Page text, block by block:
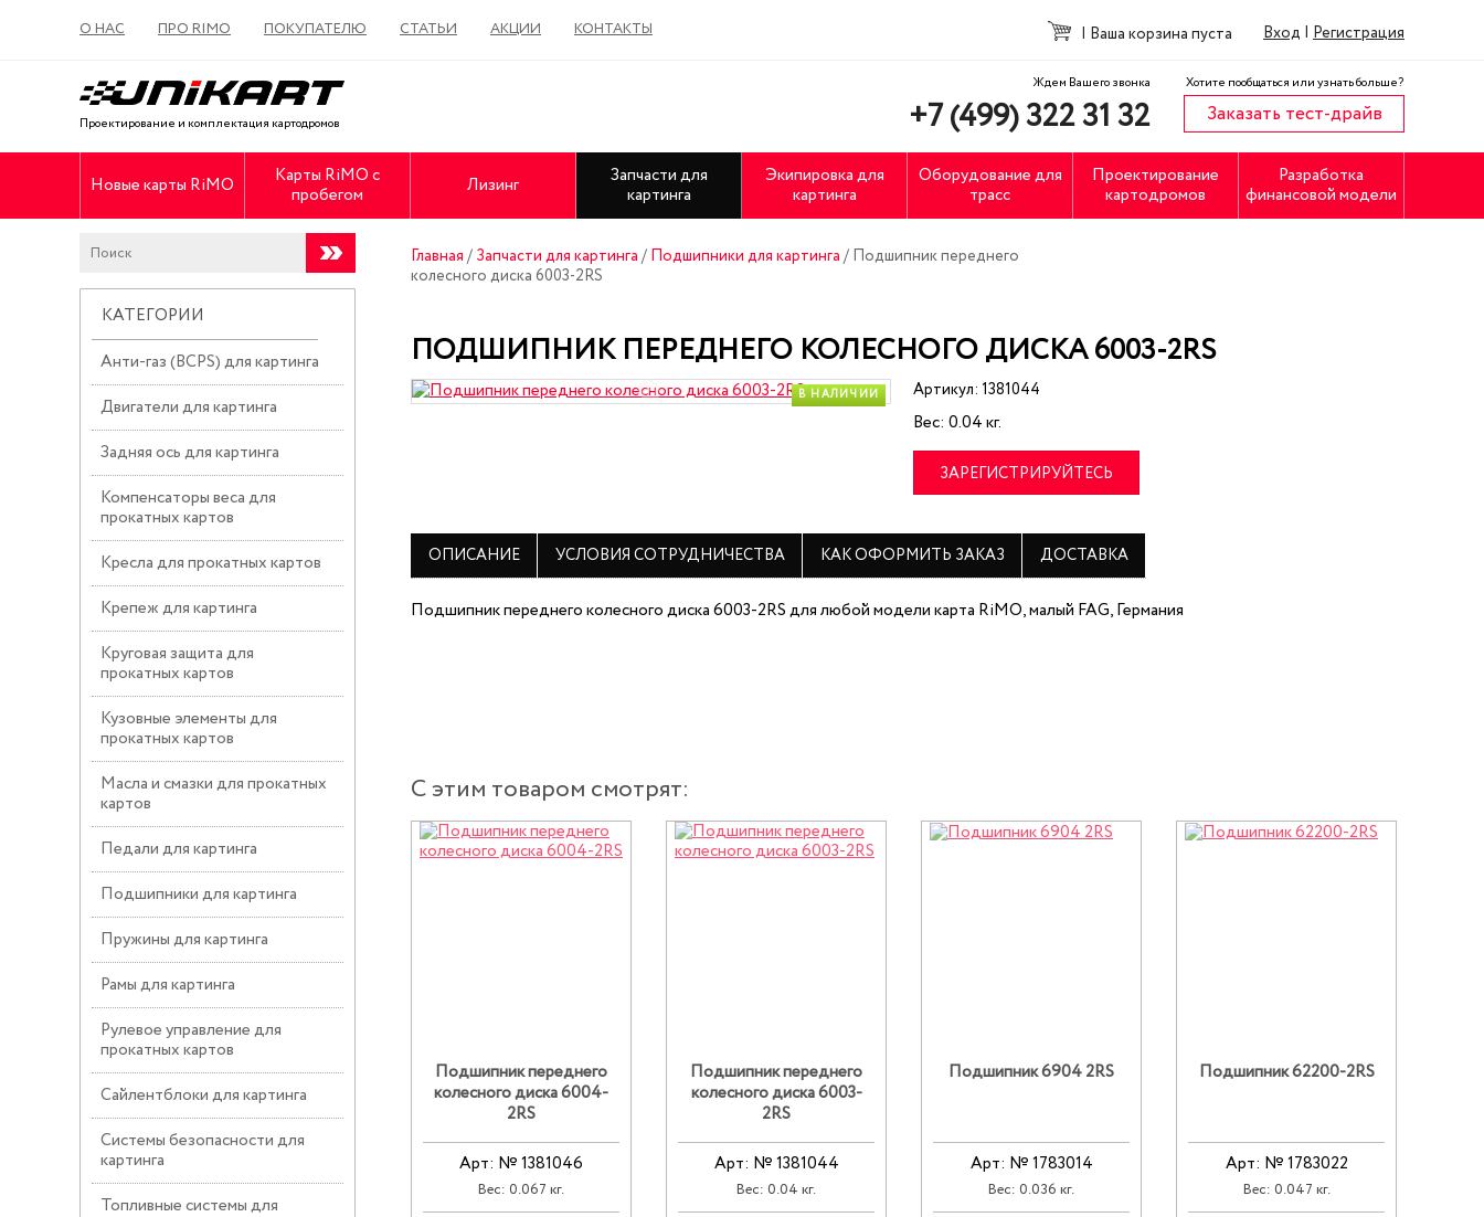
О НАС ПРО RIMO ПОКУПАТЕЛЮ СТАТЬИ АКЦИИ КОНТАКТЫ Вход | Регистрация
| Ваша корзина пуста
Проектирование и комплектация картодромов
Хотите пообщаться или узнать больше?
Заказать тест-драйв
Ждем Вашего звонка
+7 (499) 322 31 32
Новые карты RiMO
Карты RiMO с
пробегом
Лизинг
Запчасти для
картинга
Экипировка для
картинга
Оборудование для
трасс
Проектирование
картодромов
Разработка
финансовой модели
КАТЕГОРИИ
Анти-газ (BCPS) для картинга
Двигатели для картинга
Задняя ось для картинга
Компенсаторы веса для
прокатных картов
Кресла для прокатных картов
Крепеж для картинга
Круговая защита для
прокатных картов
Кузовные элементы для
прокатных картов
Масла и смазки для прокатных
картов
Педали для картинга
Подшипники для картинга
Пружины для картинга
Рамы для картинга
Рулевое управление для
прокатных картов
Сайлентблоки для картинга
Системы безопасности для
картинга
Топливные системы для
Главная / Запчасти для картинга / Подшипники для картинга / Подшипник переднего
колесного диска 6003-2RS
ПОДШИПНИК ПЕРЕДНЕГО КОЛЕСНОГО ДИСКА 6003-2RS
В НАЛИЧИИ Артикул: 1381044
Вес: 0.04 кг.
ЗАРЕГИСТРИРУЙТЕСЬ
ОПИСАНИЕ УСЛОВИЯ СОТРУДНИЧЕСТВА КАК ОФОРМИТЬ ЗАКАЗ ДОСТАВКА
Подшипник переднего колесного диска 6003-2RS для любой модели карта RiMO, малый FAG, Германия
С этим товаром смотрят:
Подшипник переднего
колесного диска 6004-
2RS
Арт: № 1381046
Вес: 0.067 кг.
Подшипник переднего
колесного диска 6003-
2RS
Арт: № 1381044
Вес: 0.04 кг.
Подшипник 6904 2RS
Арт: № 1783014
Вес: 0.036 кг.
Подшипник 62200-2RS
Арт: № 1783022
Вес: 0.047 кг.